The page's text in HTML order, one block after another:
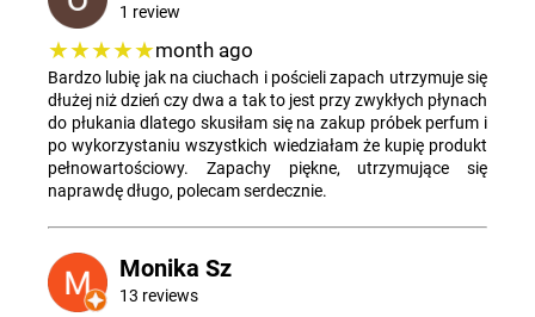
1 review
★★★★★month ago
Bardzo lubię jak na ciuchach i pościeli zapach utrzymuje się
dłużej niż dzień czy dwa a tak to jest przy zwykłych płynach
do płukania dlatego skusiłam się na zakup próbek perfum i
po wykorzystaniu wszystkich wiedziałam że kupię produkt
pełnowartościowy. Zapachy piękne, utrzymujące się
naprawdę długo, polecam serdecznie.
Monika Sz
13 reviews